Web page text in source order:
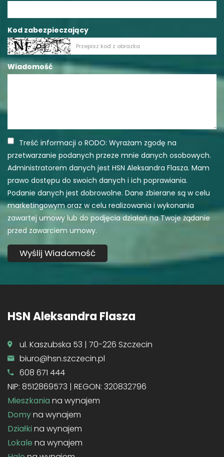
Kod zabezpieczający
Wiadomość
Treść informacji o RODO: Wyrażam zgodę na
przetwarzanie podanych przeze mnie danych osobowych.
Administratorem danych jest HSN Aleksandra Flasza. Mam
prawo dostępu do swoich danych i ich poprawiania.
Podanie danych jest dobrowolne. Dane zbierane są w celu
marketingowym oraz w celu realizowania i wykonania
zawartej umowy lub do podjęcia działań na Twoje żądanie
przed zawarciem umowy.
HSN Aleksandra Flasza
ul. Kaszubska 53 | 70-226 Szczecin
biuro@hsn.szczecin.pl
608 671 444
NIP: 8512869573 | REGON: 320832796
Mieszkania na wynajem
Domyna wynajem
Działki na wynajem
Lokale na wynajem